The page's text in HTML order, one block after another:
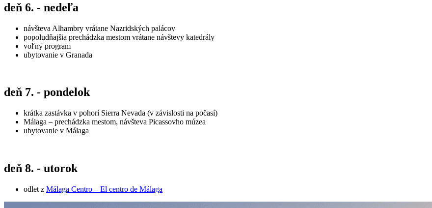
deň 6. - nedeľa
návšteva Alhambry vrátane Nazridských palácov
popoludňajšia prechádzka mestom vrátane návštevy katedrály
voľný program
ubytovanie v Granada
deň 7. - pondelok
krátka zastávka v pohorí Sierra Nevada (v závislosti na počasí)
Málaga – prechádzka mestom, návšteva Picassovho múzea
ubytovanie v Málaga
deň 8. - utorok
odlet z Málaga Centro – El centro de Málaga